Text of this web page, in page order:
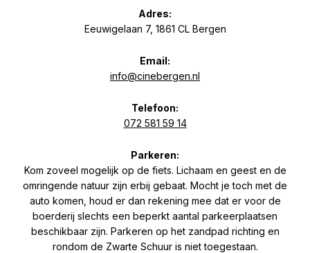
Adres:
Eeuwigelaan 7, 1861 CL Bergen
Email:
info@cinebergen.nl
Telefoon:
072 581 59 14
Parkeren:
Kom zoveel mogelijk op de fiets. Lichaam en geest en de
omringende natuur zijn erbij gebaat. Mocht je toch met de
auto komen, houd er dan rekening mee dat er voor de
boerderij slechts een beperkt aantal parkeerplaatsen
beschikbaar zijn. Parkeren op het zandpad richting en
rondom de Zwarte Schuur is niet toegestaan.